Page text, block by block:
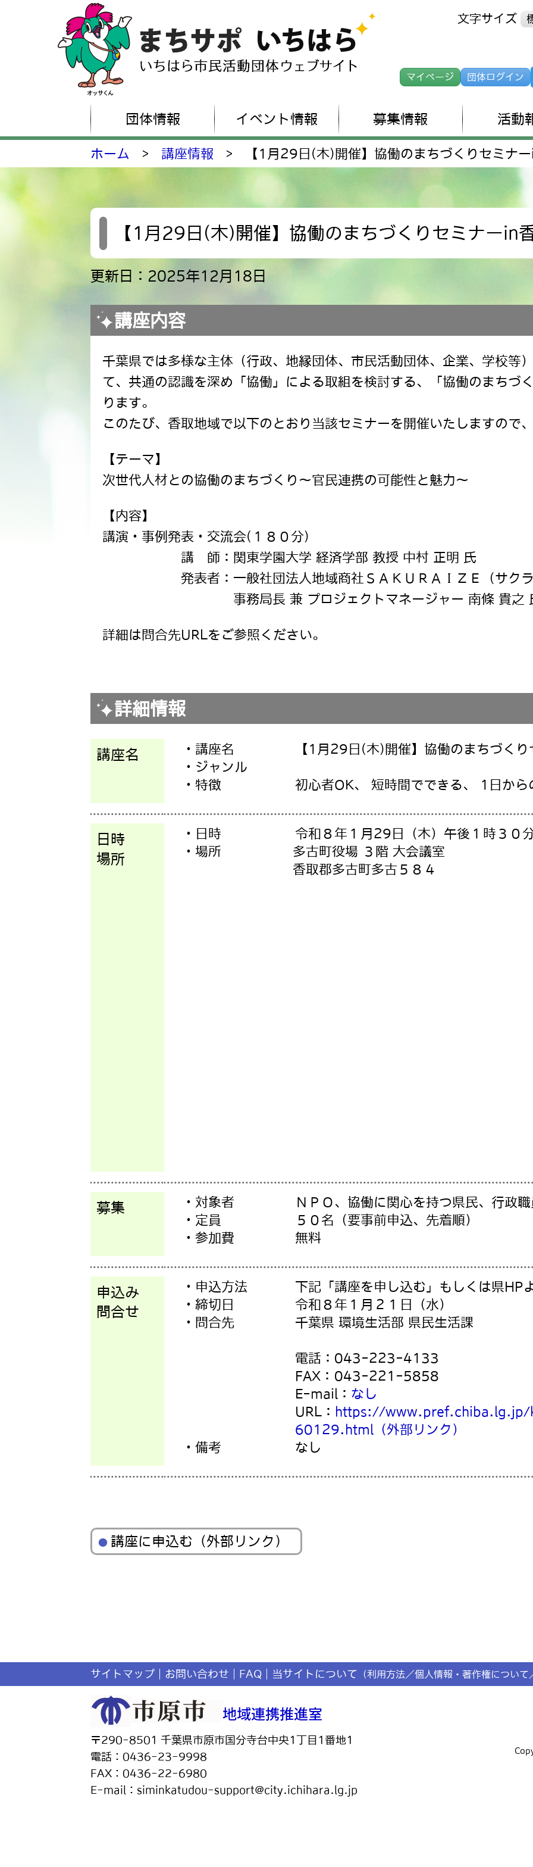
文字サイズ
マイページ 団体ログイン
団体情報 イベント情報 募集情報 活動
ホーム > 講座情報 > 【1月29日(木)開催】協働のまちづくりセミナ
【1月29日(木)開催】協働のまちづくりセミナーin
更新日：2025年12月18日
講座内容
千葉県では多様な主体（行政、地縁団体、市民活動団体、企業、学校等
て、共通の認識を深め「協働」による取組を検討する、「協働のまちづ
ります。
このたび、香取地域で以下のとおり当該セミナーを開催いたしますので
【テーマ】
次世代人材との協働のまちづくり～官民連携の可能性と魅力～
【内容】
講演・事例発表・交流会( １８０分)
講 師：関東学園大学 経済学部 教授 中村 正明 氏
発表者：一般社団法人地域商社ＳＡＫＵＲＡＩＺＥ（サクラ
事務局長 兼 プロジェクトマネージャー 南條 貴之
詳細は問合先URLをご参照ください。
詳細情報
講座名 ・講座名
【1月29日(木)開催】協働のまちづく
・ジャンル
・特徴
初心者OK、 短時間でできる、 1日から
日時
場所
・日時
令和８年１月29日（木）午後１時３０
・場所
多古町役場 ３階 大会議室
香取郡多古町多古５８４
募集 ・対象者
ＮＰＯ、協働に関心を持つ県民、行政
・定員
５０名（要事前申込、先着順）
・参加費
無料
申込み
問合せ
・申込方法
下記「講座を申し込む」もしくは県HP
・締切日
令和８年１月２１日（水）
・問合先
千葉県 環境生活部 県民生活課
電話： 043-223-4133
FAX： 043-221-5858
E-mail： なし
URL： https://
60129.html
（外部リンク）
・備考
なし
講座に申込む （外部リンク）
サイトマップ お問い合わせ FAQ 当サイトについて （利用方法／個人情報・著作権について
〒290-8501 千葉県市原市国分寺台中央1丁目1番地1
電話：0436-23-9998
FAX：0436-22-6980
E-mail：siminkatudou-support@city.ichihara.lg.jp